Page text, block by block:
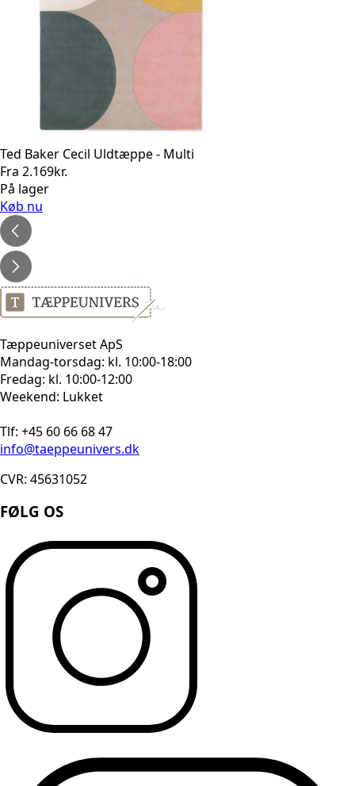
Ted Baker Cecil Uldtæppe - Multi
Fra 2.169kr.
På lager
Køb nu
Tæppeuniverset ApS
Mandag-torsdag: kl. 10:00-18:00
Fredag: kl. 10:00-12:00
Weekend: Lukket
Tlf: +45 60 66 68 47
info@taeppeunivers.dk
CVR: 45631052
FØLG OS